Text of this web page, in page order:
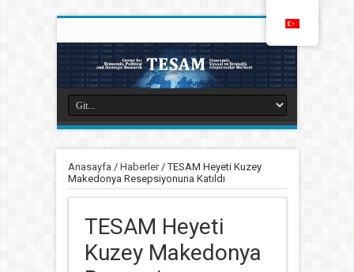
Anasayfa / Haberler/TESAM Heyeti Kuzey
Makedonya Resepsiyonuna Katıldı
TESAM Heyeti
Kuzey Makedonya